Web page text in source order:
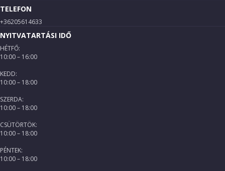
TELEFON
+36205614633
NYITVATARTÁSI IDŐ
HÉTFŐ:
10:00 – 16:00
KEDD:
10:00 – 18:00
SZERDA:
10:00 – 18:00
CSÜTÖRTÖK:
10:00 – 18:00
PÉNTEK:
10:00 – 18:00